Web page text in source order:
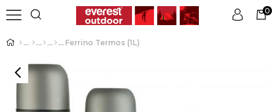
Üye Girişi
0
Ferrino Termos (1L)